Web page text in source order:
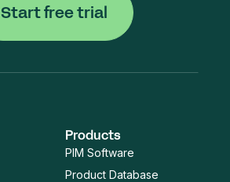
Start free trial
Products
PIM Software
Product Database